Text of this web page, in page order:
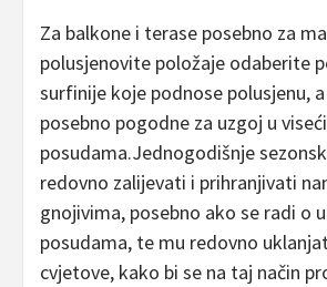
Za balkone i terase posebno za
polusjenovite položaje odaberite
surfinije koje podnose polusjenu,
posebno pogodne za uzgoj u
posudama.Jednogodišnje
redovno zalijevati i prihranjivati
gnojivima, posebno ako se radi o
posudama, te mu redovno
cvjetove, kako bi se na taj način